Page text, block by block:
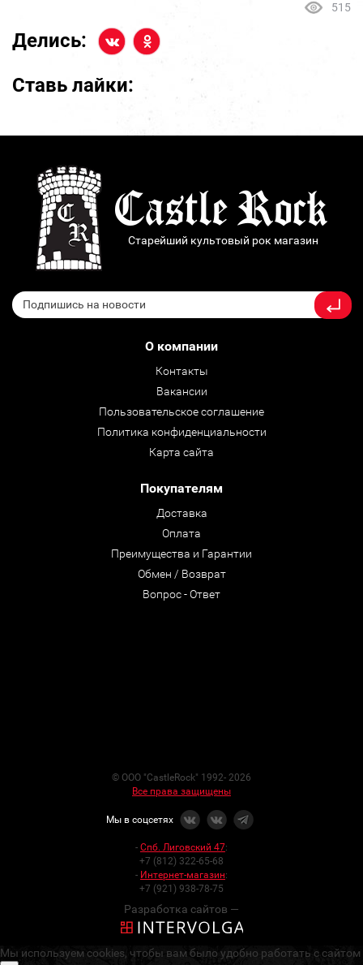
515
Делись:
Ставь лайки:
Старейший культовый рок магазин
О компании
Контакты
Вакансии
Пользовательское соглашение
Политика конфиденциальности
Карта сайта
Покупателям
Доставка
Оплата
Преимущества и Гарантии
Обмен / Возврат
Вопрос - Ответ
© ООО "CastleRock" 1992- 2026
Все права защищены
Мы в соцсетях
- Спб. Лиговский 47:
+7 (812) 322-65-68
- Интернет-магазин:
+7 (921) 938-78-75
Разработка сайтов —
Мы используем cookies, чтобы вам было удобно работать с сайтом